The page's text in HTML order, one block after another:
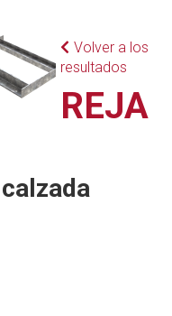
Volver a los
resultados
REJA